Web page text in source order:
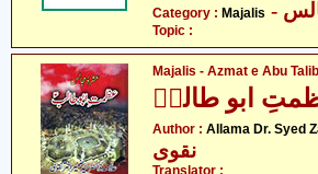
Category : Majalis
Topic :
Majalis - Azmat e Abu
ابو طالبؑ
Author : Allama Dr. Syed
نقوی
Translator :